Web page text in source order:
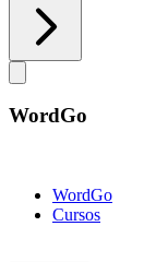
WordGo
WordGo
Cursos